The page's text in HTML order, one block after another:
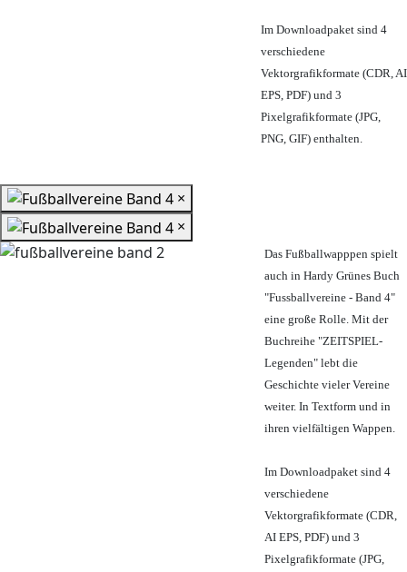
Im Downloadpaket sind 4
verschiedene
Vektorgrafikformate (CDR, AI
EPS, PDF) und 3
Pixelgrafikformate (JPG,
PNG, GIF) enthalten.
×
×
Das Fußballwapppen spielt
auch in Hardy Grünes Buch
"Fussballvereine - Band 4"
eine große Rolle. Mit der
Buchreihe "ZEITSPIEL-
Legenden" lebt die
Geschichte vieler Vereine
weiter. In Textform und in
ihren vielfältigen Wappen.
Im Downloadpaket sind 4
verschiedene
Vektorgrafikformate (CDR,
AI EPS, PDF) und 3
Pixelgrafikformate (JPG,